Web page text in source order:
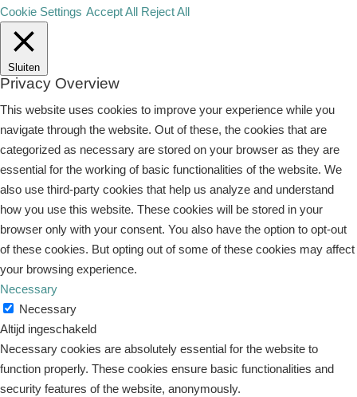
Cookie Settings Accept All Reject All
Sluiten
Privacy Overview
This website uses cookies to improve your experience while you
navigate through the website. Out of these, the cookies that are
categorized as necessary are stored on your browser as they are
essential for the working of basic functionalities of the website. We
also use third-party cookies that help us analyze and understand
how you use this website. These cookies will be stored in your
browser only with your consent. You also have the option to opt-out
of these cookies. But opting out of some of these cookies may affect
your browsing experience.
Necessary
Necessary
Altijd ingeschakeld
Necessary cookies are absolutely essential for the website to
function properly. These cookies ensure basic functionalities and
security features of the website, anonymously.